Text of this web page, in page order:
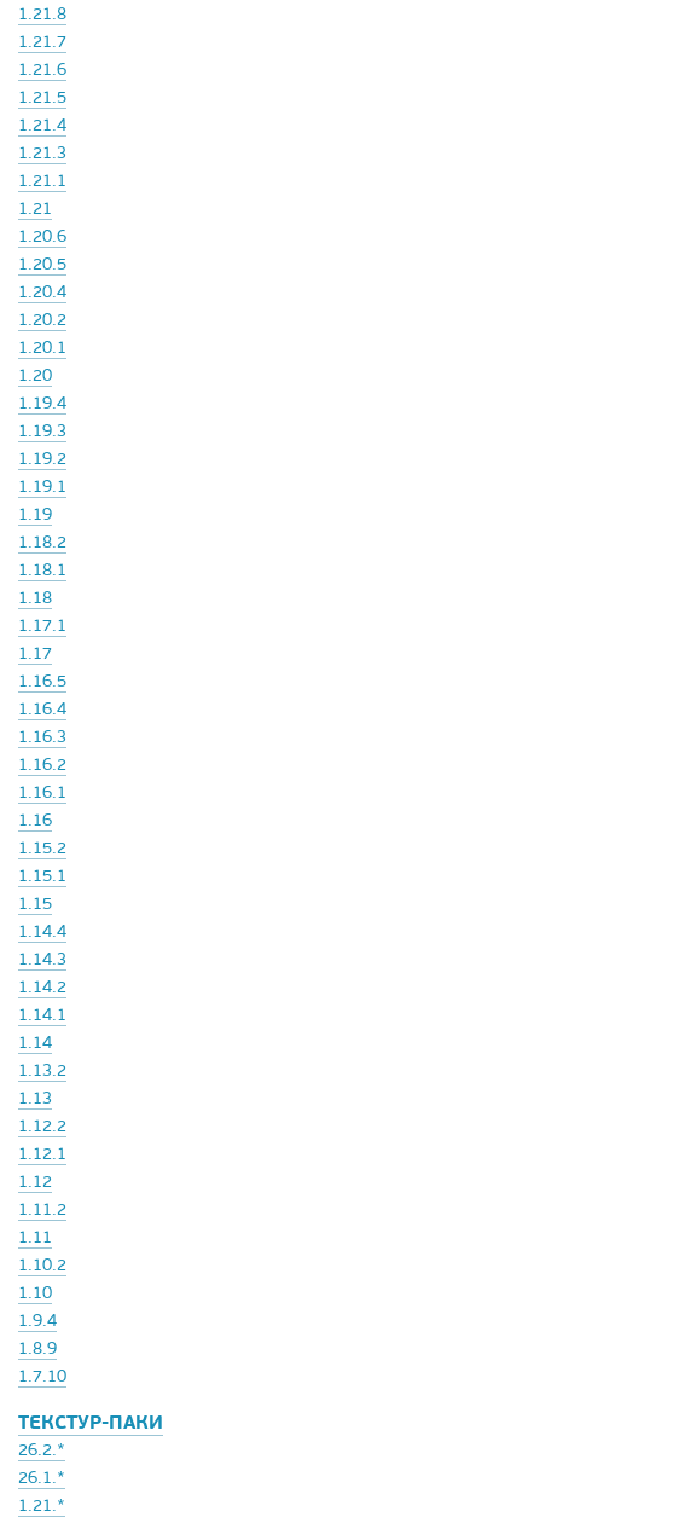
1.21.8
1.21.7
1.21.6
1.21.5
1.21.4
1.21.3
1.21.1
1.21
1.20.6
1.20.5
1.20.4
1.20.2
1.20.1
1.20
1.19.4
1.19.3
1.19.2
1.19.1
1.19
1.18.2
1.18.1
1.18
1.17.1
1.17
1.16.5
1.16.4
1.16.3
1.16.2
1.16.1
1.16
1.15.2
1.15.1
1.15
1.14.4
1.14.3
1.14.2
1.14.1
1.14
1.13.2
1.13
1.12.2
1.12.1
1.12
1.11.2
1.11
1.10.2
1.10
1.9.4
1.8.9
1.7.10
ТЕКСТУР-ПАКИ
26.2.*
26.1.*
1.21.*